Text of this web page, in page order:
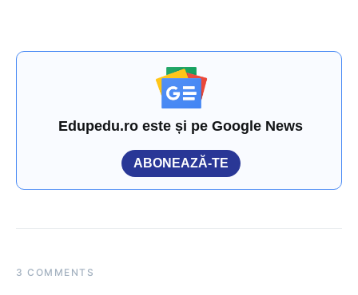
Edupedu.ro este și pe Google News
ABONEAZĂ-TE
3 COMMENTS